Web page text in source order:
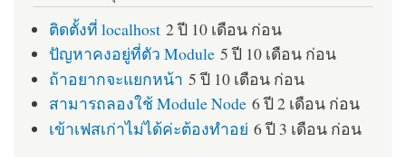
ติดตั้งที่ localhost 2 ปี 10 เดือน ก่อน
ปัญหาคงอยู่ที่ตัว Module 5 ปี 10 เดือน ก่อน
ถ้าอยากจะแยกหน้า 5 ปี 10 เดือน ก่อน
สามารถลองใช้ Module Node 6 ปี 2 เดือน ก่อน
เข้าเฟสเก่าไม่ได้ค่ะต้องทำอย่ 6 ปี 3 เดือน ก่อน